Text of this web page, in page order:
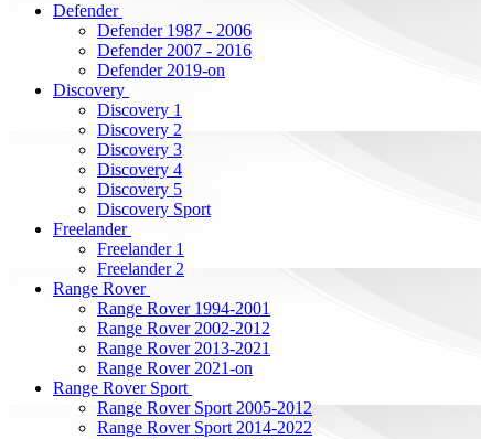
Defender
Defender 1987 - 2006
Defender 2007 - 2016
Defender 2019-on
Discovery
Discovery 1
Discovery 2
Discovery 3
Discovery 4
Discovery 5
Discovery Sport
Freelander
Freelander 1
Freelander 2
Range Rover
Range Rover 1994-2001
Range Rover 2002-2012
Range Rover 2013-2021
Range Rover 2021-on
Range Rover Sport
Range Rover Sport 2005-2012
Range Rover Sport 2014-2022